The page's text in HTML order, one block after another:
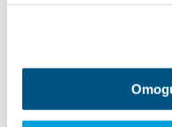
Tourist office
© TZ Kastela 2022
vibracije